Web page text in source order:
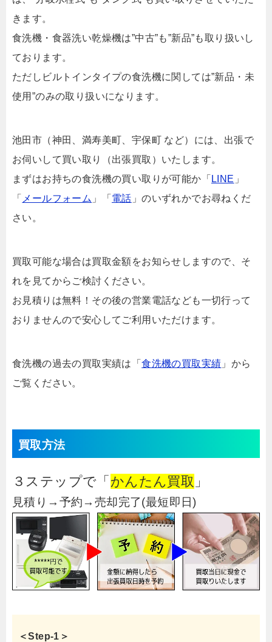
きます。
食洗機・食器洗い乾燥機は”中古”も”新品”も取り扱いし
ております。
ただしビルトインタイプの食洗機に関しては”新品・未
使用”のみの取り扱いになります。
池田市（神田、満寿美町、宇保町 など）には、出張で
お伺いして買い取り（出張買取）いたします。
まずはお持ちの食洗機の買い取りが可能か「 LINE 」
「 メールフォーム 」「 電話 」のいずれかでお尋ねくだ
さい。
買取可能な場合は買取金額をお知らせしますので、そ
れを見てからご検討ください。
お見積りは無料！その後の営業電話なども一切行って
おりませんので安心してご利用いただけます。
食洗機の過去の買取実績は「食洗機の買取実績 」から
ご覧ください。
買取方法
３ステップで「 かんたん買取 」
見積り→予約→売却完了(最短即日)
＜Step-1＞